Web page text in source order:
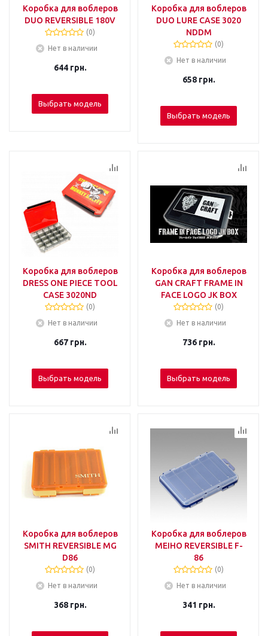
Коробка для воблеров
DUO REVERSIBLE 180V
(0)
Нет в наличии
644грн.
Выбрать модель
Коробка для воблеров
DUO LURE CASE 3020
NDDM
(0)
Нет в наличии
658грн.
Выбрать модель
Коробка для воблеров
DRESS ONE PIECE TOOL
CASE 3020ND
(0)
Нет в наличии
667грн.
Выбрать модель
Коробка для воблеров
GAN CRAFT FRAME IN
FACE LOGO JK BOX
(0)
Нет в наличии
736грн.
Выбрать модель
Коробка для воблеров
SMITH REVERSIBLE MG
D86
(0)
Нет в наличии
368грн.
Коробка для воблеров
MEIHO REVERSIBLE F-
86
(0)
Нет в наличии
341 грн.